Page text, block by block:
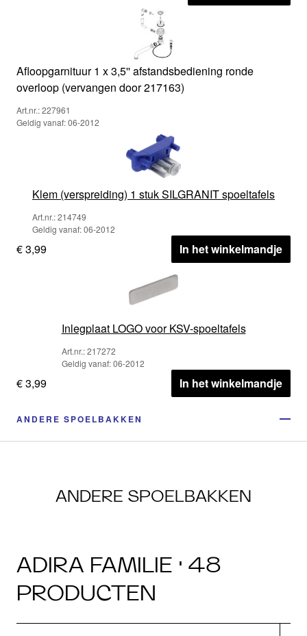
Afloopgarnituur 1 x 3,5'' afstandsbediening ronde
overloop (vervangen door 217163)
Art.nr.: 227961
Geldig vanaf: 06-2012
Klem (verspreiding) 1 stuk SILGRANIT spoeltafels
Art.nr.: 214749
Geldig vanaf: 06-2012
€ 3,99 In het winkelmandje
Inlegplaat LOGO voor KSV-spoeltafels
Art.nr.: 217272
Geldig vanaf: 06-2012
€ 3,99 In het winkelmandje
ANDERE SPOELBAKKEN
ANDERE SPOELBAKKEN
ADIRA FAMILIE · 48
PRODUCTEN